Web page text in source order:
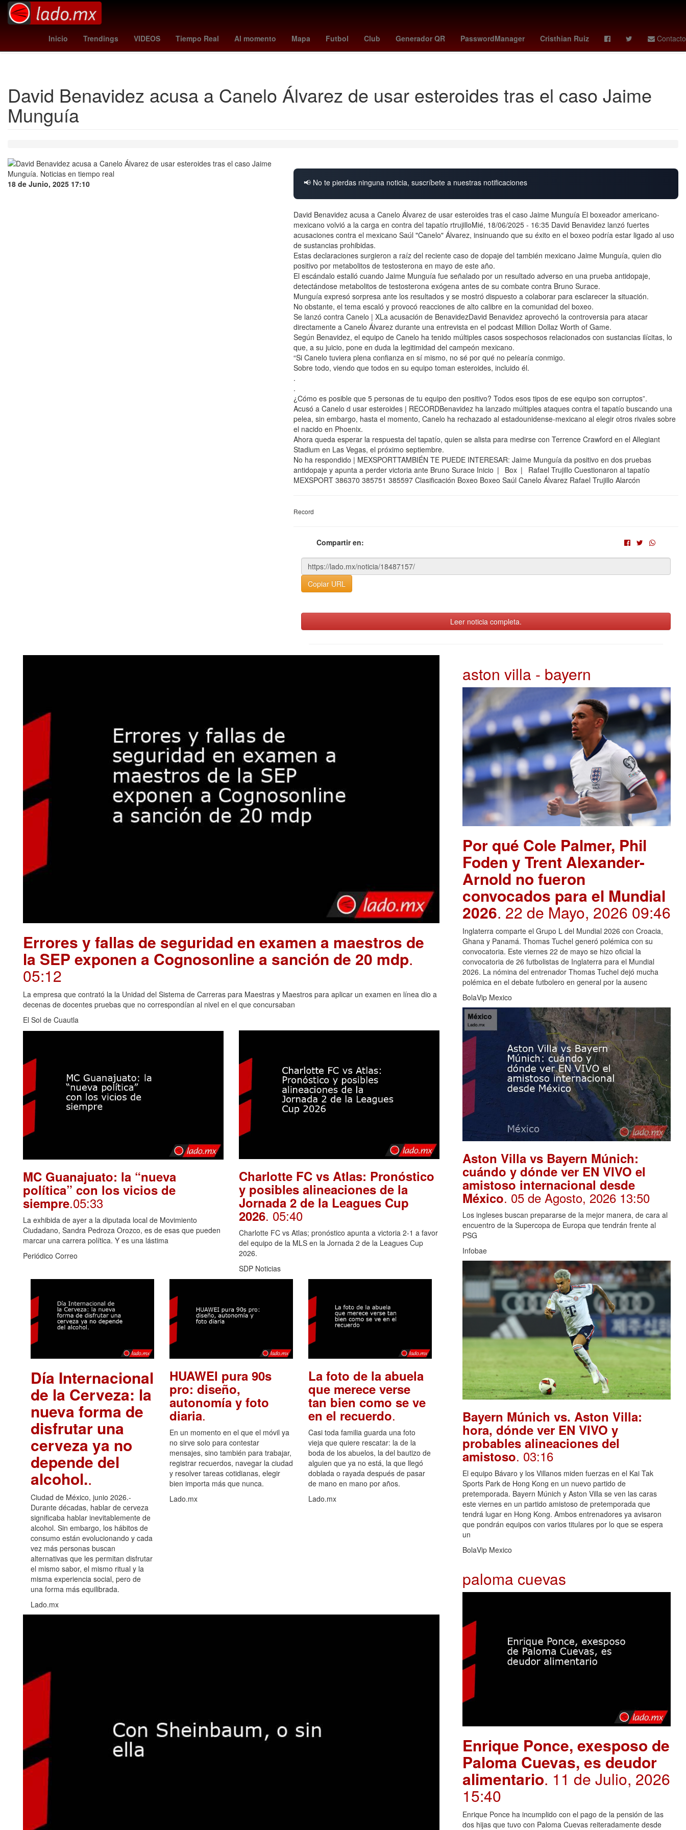
Inicio Trendings VIDEOS Tiempo Real Al momento Mapa Futbol Club Generador QR PasswordManager Cristhian Ruiz Contacto
Santos Laguna femenil Manu Chao Maya Zapata 1985 Terremoto de México de 1985 Tratamiento de aguas Tribunal Superior de Justicia de la Ciudad de México
Mercurio
Corrupción de menores
David Benavidez acusa a Canelo Álvarez de usar esteroides tras el caso Jaime
Munguía
18 de Junio, 2025 17:10 📢 No te pierdas ninguna noticia, suscríbete a nuestras notificaciones
David Benavidez acusa a Canelo Álvarez de usar esteroides tras el caso Jaime Munguía El boxeador americano-
mexicano volvió a la carga en contra del tapatío rtrujilloMié, 18/06/2025 - 16:35 David Benavidez lanzó fuertes
acusaciones contra el mexicano Saúl "Canelo" Álvarez, insinuando que su éxito en el boxeo podría estar ligado al uso
de sustancias prohibidas.
Estas declaraciones surgieron a raíz del reciente caso de dopaje del también mexicano Jaime Munguía, quien dio
positivo por metabolitos de testosterona en mayo de este año.
El escándalo estalló cuando Jaime Munguía fue señalado por un resultado adverso en una prueba antidopaje,
detectándose metabolitos de testosterona exógena antes de su combate contra Bruno Surace.
Munguía expresó sorpresa ante los resultados y se mostró dispuesto a colaborar para esclarecer la situación.
No obstante, el tema escaló y provocó reacciones de alto calibre en la comunidad del boxeo.
Se lanzó contra Canelo | XLa acusación de BenavidezDavid Benavidez aprovechó la controversia para atacar
directamente a Canelo Álvarez durante una entrevista en el podcast Million Dollaz Worth of Game.
Según Benavidez, el equipo de Canelo ha tenido múltiples casos sospechosos relacionados con sustancias ilícitas, lo
que, a su juicio, pone en duda la legitimidad del campeón mexicano.
“Si Canelo tuviera plena confianza en sí mismo, no sé por qué no pelearía conmigo.
Sobre todo, viendo que todos en su equipo toman esteroides, incluido él.
.
.
¿Cómo es posible que 5 personas de tu equipo den positivo? Todos esos tipos de ese equipo son corruptos”.
Acusó a Canelo d usar esteroides | RECORDBenavidez ha lanzado múltiples ataques contra el tapatío buscando una
pelea, sin embargo, hasta el momento, Canelo ha rechazado al estadounidense-mexicano al elegir otros rivales sobre
el nacido en Phoenix.
Ahora queda esperar la respuesta del tapatío, quien se alista para medirse con Terrence Crawford en el Allegiant
Stadium en Las Vegas, el próximo septiembre.
No ha respondido | MEXSPORTTAMBIÉN TE PUEDE INTERESAR: Jaime Munguía da positivo en dos pruebas
antidopaje y apunta a perder victoria ante Bruno Surace Inicio | Box | Rafael Trujillo Cuestionaron al tapatío
MEXSPORT 386370 385751 385597 Clasificación Boxeo Boxeo Saúl Canelo Álvarez Rafael Trujillo Alarcón
Record
Compartir en:
Copiar URL
Leer noticia completa.
Errores y fallas de seguridad en examen a maestros de
la SEP exponen a Cognosonline a sanción de 20 mdp.
05:12
La empresa que contrató la la Unidad del Sistema de Carreras para Maestras y Maestros para aplicar un examen en línea dio a
decenas de docentes pruebas que no correspondían al nivel en el que concursaban
El Sol de Cuautla
MC Guanajuato: la “nueva
política” con los vicios de
siempre.05:33
La exhibida de ayer a la diputada local de Movimiento
Ciudadano, Sandra Pedroza Orozco, es de esas que pueden
marcar una carrera política. Y es una lástima
Periódico Correo
Charlotte FC vs Atlas: Pronóstico
y posibles alineaciones de la
Jornada 2 de la Leagues Cup
2026. 05:40
Charlotte FC vs Atlas; pronóstico apunta a victoria 2-1 a favor
del equipo de la MLS en la Jornada 2 de la Leagues Cup
2026.
SDP Noticias
Día Internacional
de la Cerveza: la
nueva forma de
disfrutar una
cerveza ya no
depende del
alcohol..
Ciudad de México, junio 2026.-
Durante décadas, hablar de cerveza
significaba hablar inevitablemente de
alcohol. Sin embargo, los hábitos de
consumo están evolucionando y cada
vez más personas buscan
alternativas que les permitan disfrutar
el mismo sabor, el mismo ritual y la
misma experiencia social, pero de
una forma más equilibrada.
Lado.mx
HUAWEI pura 90s
pro: diseño,
autonomía y foto
diaria.
En un momento en el que el móvil ya
no sirve solo para contestar
mensajes, sino también para trabajar,
registrar recuerdos, navegar la ciudad
y resolver tareas cotidianas, elegir
bien importa más que nunca.
Lado.mx
La foto de la abuela
que merece verse
tan bien como se ve
en el recuerdo.
Casi toda familia guarda una foto
vieja que quiere rescatar: la de la
boda de los abuelos, la del bautizo de
alguien que ya no está, la que llegó
doblada o rayada después de pasar
de mano en mano por años.
Lado.mx
aston villa - bayern
Por qué Cole Palmer, Phil
Foden y Trent Alexander-
Arnold no fueron
convocados para el Mundial
2026. 22 de Mayo, 2026 09:46
Inglaterra comparte el Grupo L del Mundial 2026 con Croacia,
Ghana y Panamá. Thomas Tuchel generó polémica con su
convocatoria. Este viernes 22 de mayo se hizo oficial la
convocatoria de 26 futbolistas de Inglaterra para el Mundial
2026. La nómina del entrenador Thomas Tuchel dejó mucha
polémica en el debate futbolero en general por la ausenc
BolaVip Mexico
Aston Villa vs Bayern Múnich:
cuándo y dónde ver EN VIVO el
amistoso internacional desde
México. 05 de Agosto, 2026 13:50
Los ingleses buscan prepararse de la mejor manera, de cara al
encuentro de la Supercopa de Europa que tendrán frente al
PSG
Infobae
Bayern Múnich vs. Aston Villa:
hora, dónde ver EN VIVO y
probables alineaciones del
amistoso. 03:16
El equipo Bávaro y los Villanos miden fuerzas en el Kai Tak
Sports Park de Hong Kong en un nuevo partido de
pretemporada. Bayern Múnich y Aston Villa se ven las caras
este viernes en un partido amistoso de pretemporada que
tendrá lugar en Hong Kong. Ambos entrenadores ya avisaron
que pondrán equipos con varios titulares por lo que se espera
un
BolaVip Mexico
paloma cuevas
Enrique Ponce, exesposo de
Paloma Cuevas, es deudor
alimentario. 11 de Julio, 2026
15:40
Enrique Ponce ha incumplido con el pago de la pensión de las
dos hijas que tuvo con Paloma Cuevas reiteradamente desde